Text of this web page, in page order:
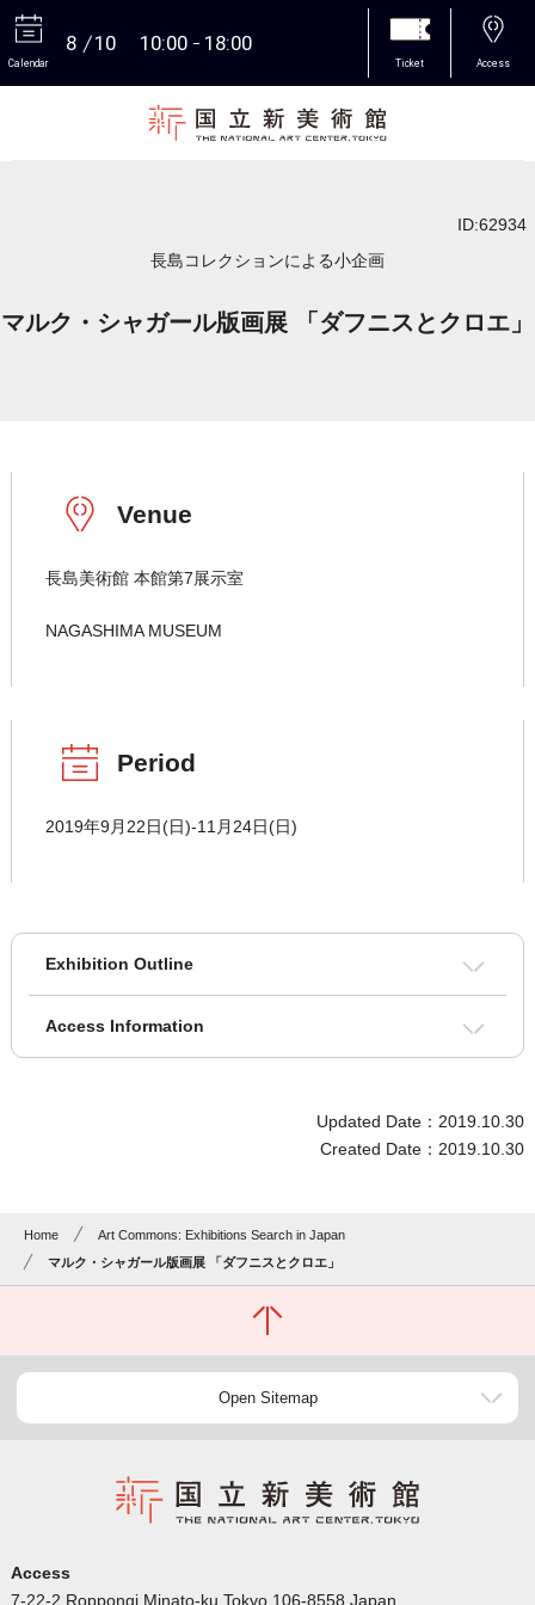
Calendar
8 10 10:00 18:00
Ticket Access
ID:62934
長島コレクションによる小企画
マルク・シャガール版画展 「ダフニスとクロエ」
Venue
長島美術館 本館第7展示室
NAGASHIMA MUSEUM
Period
2019年9月22日(日)-11月24日(日)
Exhibition Outline
Access Information
Updated Date：2019.10.30
Created Date：2019.10.30
Home
Art Commons: Exhibitions Search in Japan
マルク・シャガール版画展 「ダフニスとクロエ」
Open Sitemap
Access
7-22-2 Roppongi Minato-ku Tokyo 106-8558 Japan